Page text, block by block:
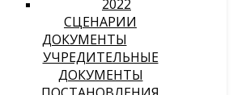
2022
СЦЕНАРИИ
ДОКУМЕНТЫ
УЧРЕДИТЕЛЬНЫЕ
ДОКУМЕНТЫ